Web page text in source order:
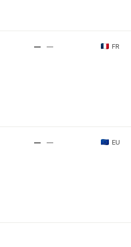
— — FR
— — EU